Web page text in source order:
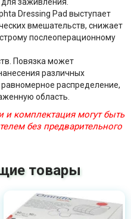
Dressing Pad выступает
вмешательств, снижает
послеоперационному
Повязка может
различных
распределение,
область.
и комплектация могут быть
без предварительного
товары